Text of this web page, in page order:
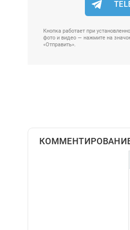
Кнопка работает при
фото и видео — нажмите на
«Отправить».